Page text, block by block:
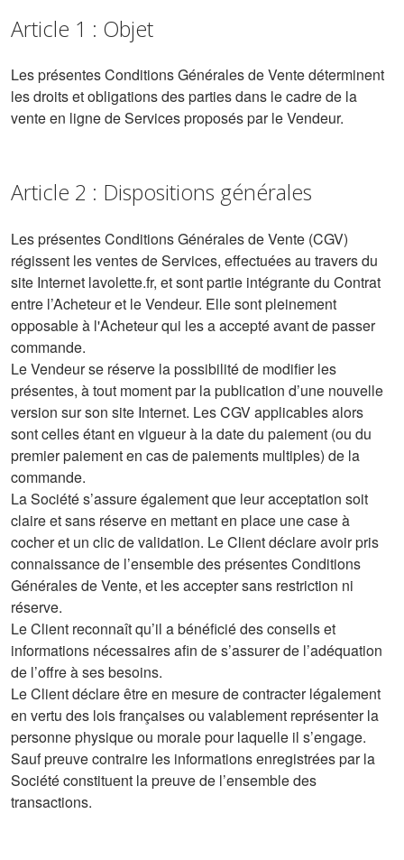
Article 1 : Objet
Les présentes Conditions Générales de Vente déterminent
les droits et obligations des parties dans le cadre de la
vente en ligne de Services proposés par le Vendeur.
Article 2 : Dispositions générales
Les présentes Conditions Générales de Vente (CGV)
régissent les ventes de Services, effectuées au travers du
site Internet lavolette.fr, et sont partie intégrante du Contrat
entre l’Acheteur et le Vendeur. Elle sont pleinement
opposable à l'Acheteur qui les a accepté avant de passer
commande.
Le Vendeur se réserve la possibilité de modifier les
présentes, à tout moment par la publication d’une nouvelle
version sur son site Internet. Les CGV applicables alors
sont celles étant en vigueur à la date du paiement (ou du
premier paiement en cas de paiements multiples) de la
commande.
La Société s’assure également que leur acceptation soit
claire et sans réserve en mettant en place une case à
cocher et un clic de validation. Le Client déclare avoir pris
connaissance de l’ensemble des présentes Conditions
Générales de Vente, et les accepter sans restriction ni
réserve.
Le Client reconnaît qu’il a bénéficié des conseils et
informations nécessaires afin de s’assurer de l’adéquation
de l’offre à ses besoins.
Le Client déclare être en mesure de contracter légalement
en vertu des lois françaises ou valablement représenter la
personne physique ou morale pour laquelle il s’engage.
Sauf preuve contraire les informations enregistrées par la
Société constituent la preuve de l’ensemble des
transactions.